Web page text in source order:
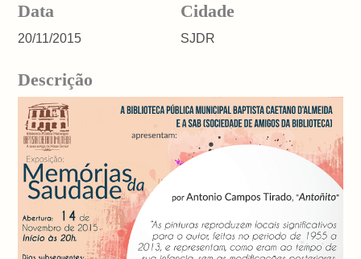
Data
20/11/2015
Cidade
SJDR
Descrição